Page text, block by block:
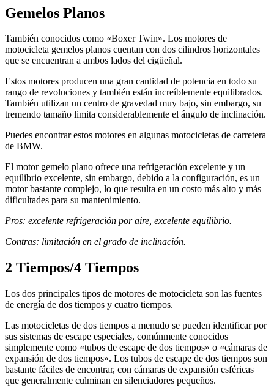
Gemelos Planos
También conocidos como «Boxer Twin». Los motores de
motocicleta gemelos planos cuentan con dos cilindros horizontales
que se encuentran a ambos lados del cigüeñal.
Estos motores producen una gran cantidad de potencia en todo su
rango de revoluciones y también están increíblemente equilibrados.
También utilizan un centro de gravedad muy bajo, sin embargo, su
tremendo tamaño limita considerablemente el ángulo de inclinación.
Puedes encontrar estos motores en algunas motocicletas de carretera
de BMW.
El motor gemelo plano ofrece una refrigeración excelente y un
equilibrio excelente, sin embargo, debido a la configuración, es un
motor bastante complejo, lo que resulta en un costo más alto y más
dificultades para su mantenimiento.
Pros: excelente refrigeración por aire, excelente equilibrio.
Contras: limitación en el grado de inclinación.
2 Tiempos/4 Tiempos
Los dos principales tipos de motores de motocicleta son las fuentes
de energía de dos tiempos y cuatro tiempos.
Las motocicletas de dos tiempos a menudo se pueden identificar por
sus sistemas de escape especiales, comúnmente conocidos
simplemente como «tubos de escape de dos tiempos» o «cámaras de
expansión de dos tiempos». Los tubos de escape de dos tiempos son
bastante fáciles de encontrar, con cámaras de expansión esféricas
que generalmente culminan en silenciadores pequeños.